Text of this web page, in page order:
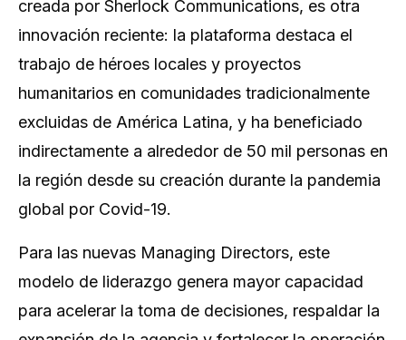
creada por Sherlock Communications, es otra
innovación reciente: la plataforma destaca el
trabajo de héroes locales y proyectos
humanitarios en comunidades tradicionalmente
excluidas de América Latina, y ha beneficiado
indirectamente a alrededor de 50 mil personas en
la región desde su creación durante la pandemia
global por Covid-19.
Para las nuevas Managing Directors, este
modelo de liderazgo genera mayor capacidad
para acelerar la toma de decisiones, respaldar la